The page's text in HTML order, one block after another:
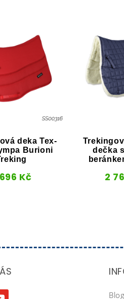
deka Tex-
Burioni
Kč
dečka
2
Blog